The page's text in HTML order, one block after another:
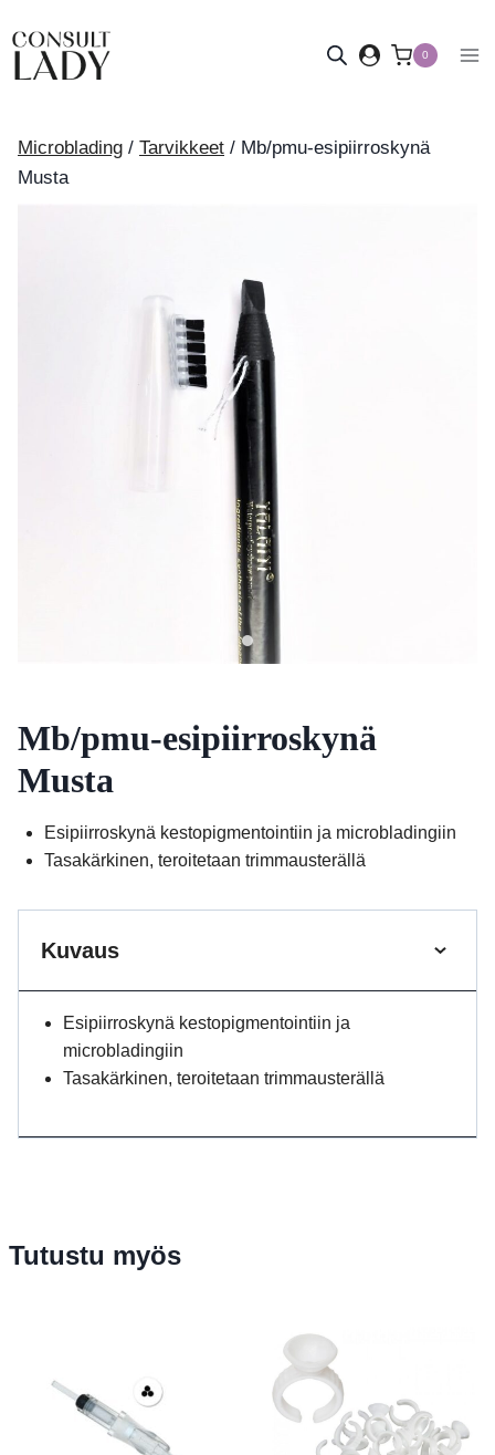
sisältöön
0
Microblading / Tarvikkeet / Mb/pmu-esipiirroskynä
Musta
Mb/pmu-esipiirroskynä
Musta
Esipiirroskynä kestopigmentointiin ja microbladingiin
Tasakärkinen, teroitetaan trimmausterällä
Kuvaus
Esipiirroskynä kestopigmentointiin ja
microbladingiin
Tasakärkinen, teroitetaan trimmausterällä
Tutustu myös